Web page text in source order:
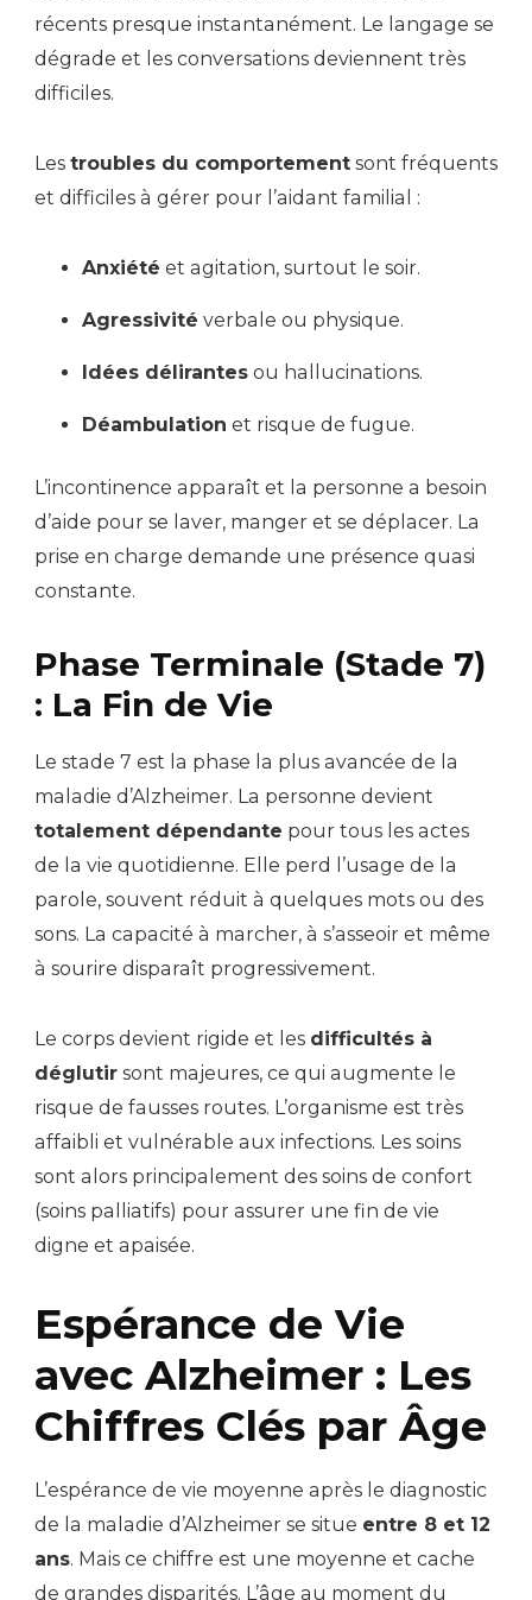
récents presque instantanément. Le langage se
dégrade et les conversations deviennent très
difficiles.
Les troubles du comportement sont fréquents
et difficiles à gérer pour l’aidant familial :
Anxiété et agitation, surtout le soir.
Agressivité verbale ou physique.
Idées délirantes ou hallucinations.
Déambulation et risque de fugue.
L’incontinence apparaît et la personne a besoin
d’aide pour se laver, manger et se déplacer. La
prise en charge demande une présence quasi
constante.
Phase Terminale (Stade 7)
: La Fin de Vie
Le stade 7 est la phase la plus avancée de la
maladie d’Alzheimer. La personne devient
totalement dépendante pour tous les actes
de la vie quotidienne. Elle perd l’usage de la
parole, souvent réduit à quelques mots ou des
sons. La capacité à marcher, à s’asseoir et même
à sourire disparaît progressivement.
Le corps devient rigide et les difficultés à
déglutir sont majeures, ce qui augmente le
risque de fausses routes. L’organisme est très
affaibli et vulnérable aux infections. Les soins
sont alors principalement des soins de confort
(soins palliatifs) pour assurer une fin de vie
digne et apaisée.
Espérance de Vie
avec Alzheimer : Les
Chiffres Clés par Âge
L’espérance de vie moyenne après le diagnostic
de la maladie d’Alzheimer se situe entre 8 et 12
ans. Mais ce chiffre est une moyenne et cache
de grandes disparités. L’âge au moment du